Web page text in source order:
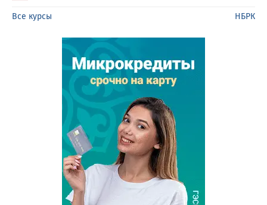
Все курсы НБРК